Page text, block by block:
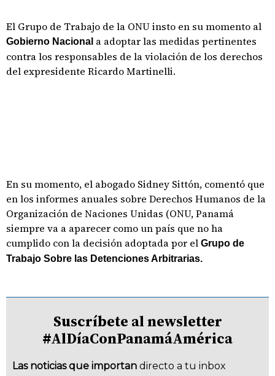
El Grupo de Trabajo de la ONU insto en su momento al
Gobierno Nacional a adoptar las medidas pertinentes
contra los responsables de la violación de los derechos
del expresidente Ricardo Martinelli.
En su momento, el abogado Sidney Sittón, comentó que
en los informes anuales sobre Derechos Humanos de la
Organización de Naciones Unidas (ONU, Panamá
siempre va a aparecer como un país que no ha
cumplido con la decisión adoptada por el Grupo de
Trabajo Sobre las Detenciones Arbitrarias.
Suscríbete al newsletter
#AlDíaConPanamáAmérica
Las noticias que importan directo a tu inbox